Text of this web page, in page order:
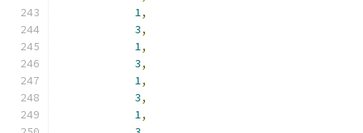
1,
3,
1,
3,
1,
3,
1,